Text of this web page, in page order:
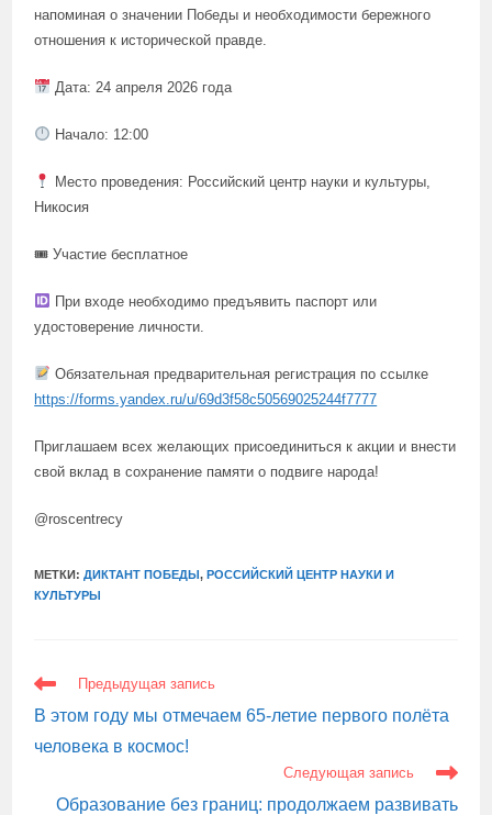
напоминая о значении Победы и необходимости бережного
отношения к исторической правде.
Дата: 24 апреля 2026 года
Начало: 12:00
Место проведения: Российский центр науки и культуры,
Никосия
🎟 Участие бесплатное
При входе необходимо предъявить паспорт или
удостоверение личности.
Обязательная предварительная регистрация по ссылке
https://forms.yandex.ru/u/69d3f58c50569025244f7777
Приглашаем всех желающих присоединиться к акции и внести
свой вклад в сохранение памяти о подвиге народа!
@roscentrecy
МЕТКИ:ДИКТАНТ ПОБЕДЫ, РОССИЙСКИЙ ЦЕНТР НАУКИ И
КУЛЬТУРЫ
ЕЩЕ
СТАТЬИ
Предыдущая запись
В этом году мы отмечаем 65-летие первого полёта
человека в космос!
Следующая запись
Образование без границ: продолжаем развивать